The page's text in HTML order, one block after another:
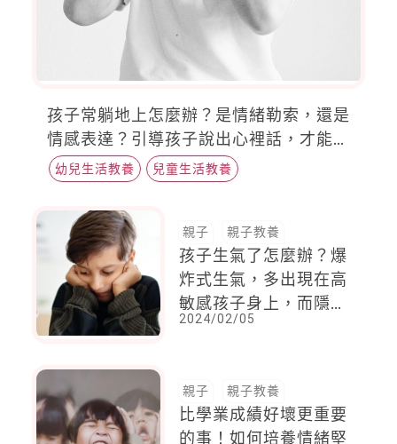
孩子常躺地上怎麼辦？是情緒勒索，還是
情感表達？引導孩子說出心裡話，才能練
習適當的表達方式
幼兒生活教養 兒童生活教養
親子 親子教養
孩子生氣了怎麼辦？爆
炸式生氣，多出現在高
敏感孩子身上，而隱藏
憤怒不承認生氣的原
2024/02/05
親子 親子教養
比學業成績好壞更重要
的事！如何培養情緒堅